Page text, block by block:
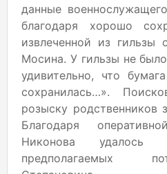
данные
благодаря хорошо
извлеченной из гильзы
Мосина. У гильзы не
удивительно, что
сохранилась…».
розыску родственников
Благодаря
Никонова
предполагаемых